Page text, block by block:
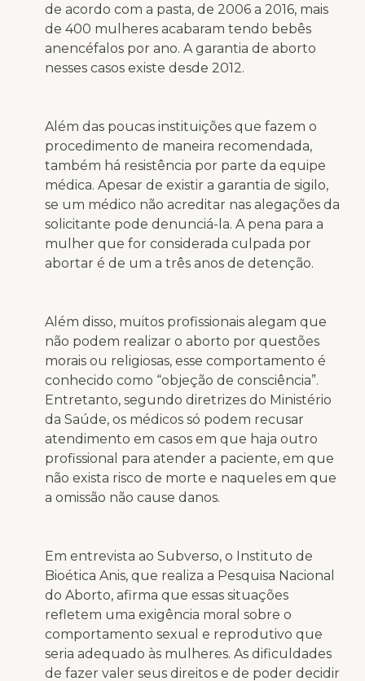
de acordo com a pasta, de 2006 a 2016, mais
de 400 mulheres acabaram tendo bebês
anencéfalos por ano. A garantia de aborto
nesses casos existe desde 2012.
Além das poucas instituições que fazem o
procedimento de maneira recomendada,
também há resistência por parte da equipe
médica. Apesar de existir a garantia de sigilo,
se um médico não acreditar nas alegações da
solicitante pode denunciá-la. A pena para a
mulher que for considerada culpada por
abortar é de um a três anos de detenção.
Além disso, muitos profissionais alegam que
não podem realizar o aborto por questões
morais ou religiosas, esse comportamento é
conhecido como “objeção de consciência”.
Entretanto, segundo diretrizes do Ministério
da Saúde, os médicos só podem recusar
atendimento em casos em que haja outro
profissional para atender a paciente, em que
não exista risco de morte e naqueles em que
a omissão não cause danos.
Em entrevista ao Subverso, o Instituto de
Bioética Anis, que realiza a Pesquisa Nacional
do Aborto, afirma que essas situações
refletem uma exigência moral sobre o
comportamento sexual e reprodutivo que
seria adequado às mulheres. As dificuldades
de fazer valer seus direitos e de poder decidir